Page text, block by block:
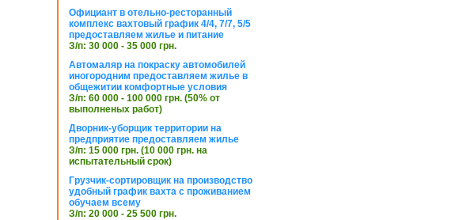
Официант в отельно-ресторанный
комплекс вахтовый график 4/4, 7/7, 5/5
предоставляем жилье и питание
З/п: 30 000 - 35 000 грн.
Автомаляр на покраску автомобилей
иногородним предоставляем жилье в
общежитии комфортные условия
З/п: 60 000 - 100 000 грн. (50% от
выполненых работ)
Дворник-уборщик территории на
предприятие предоставляем жилье
З/п: 15 000 грн. (10 000 грн. на
испытательный срок)
Грузчик-сортировщик на производство
удобный график вахта с проживанием
обучаем всему
З/п: 20 000 - 25 500 грн.